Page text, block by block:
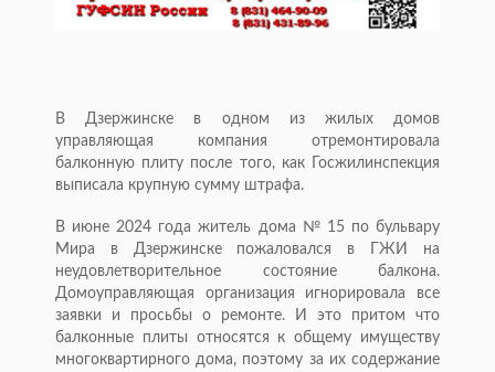
В Дзержинске в одном из жилых домов
управляющая компания отремонтировала
балконную плиту после того, как Госжилинспекция
выписала крупную сумму штрафа.
В июне 2024 года житель дома № 15 по бульвару
Мира в Дзержинске пожаловался в ГЖИ на
неудовлетворительное состояние балкона.
Домоуправляющая организация игнорировала все
заявки и просьбы о ремонте. И это притом что
балконные плиты относятся к общему имуществу
многоквартирного дома, поэтому за их содержание